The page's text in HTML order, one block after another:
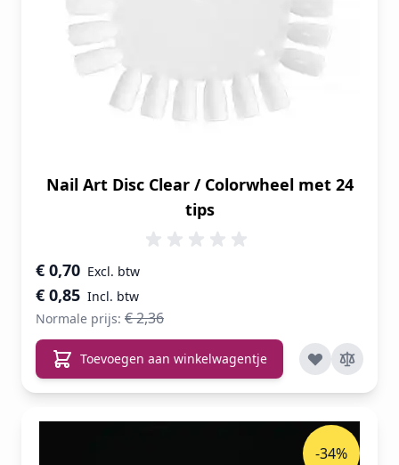
Nail Art Disc Clear / Colorwheel met 24
tips
Speciale prijs
€ 0,85
€ 0,70
Normale prijs: € 2,36
Toevoegen aan winkelwagentje
-34%